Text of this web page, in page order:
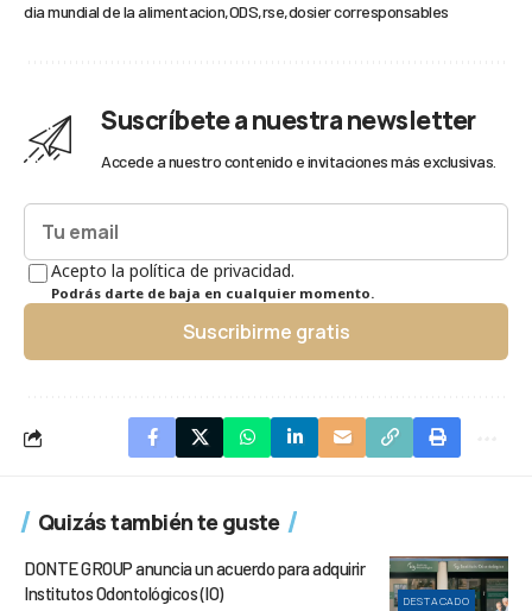
dia mundial de la alimentacion ODS rse dosier corresponsables
Suscríbete a nuestra newsletter
Accede a nuestro contenido e invitaciones más exclusivas.
Acepto la política de privacidad.
Podrás darte de baja en cualquier momento.
Suscribirme gratis
Quizás también te guste
DESTACADO
DONTE GROUP anuncia un acuerdo para adquirir
Institutos Odontológicos (IO)